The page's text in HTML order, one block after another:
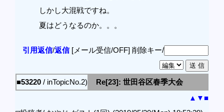
しかし大混戦ですね。
夏はどうなるのか。。。
引用返信/返信[メール受信/OFF] 削除キー/
■53220 / inTopicNo.2)
Re[23]: 世田谷区春季大会
▲ ▼■